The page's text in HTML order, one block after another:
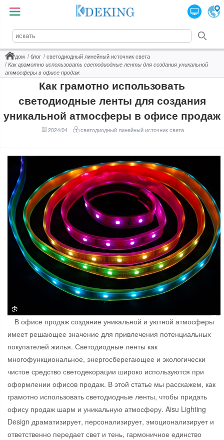
дом блог
светодиодный линейный источник света
Как грамотно использовать светодиодные ленты для создания уникальной
атмосферы в офисе продаж
Как грамотно использовать
светодиодные ленты для создания
уникальной атмосферы в офисе продаж
2024/04 светодиодный линейный источник света
В офисе продаж создание уникальной и уютной атмосферы
имеет решающее значение для привлечения потенциальных
покупателей жилья. Светодиодные ленты как
многофункциональное, энергосберегающее и экологически
чистое средство светодекорации широко используются при
оформлении офисов продаж. В этой статье мы расскажем, как
грамотно использовать светодиодные ленты, чтобы придать
офису продаж шарм и уникальную атмосферу. Aisu Lighting
Design драматизирует, персонализирует, эмоционализирует и
ответственно передает свет и тень, гармоничное единство